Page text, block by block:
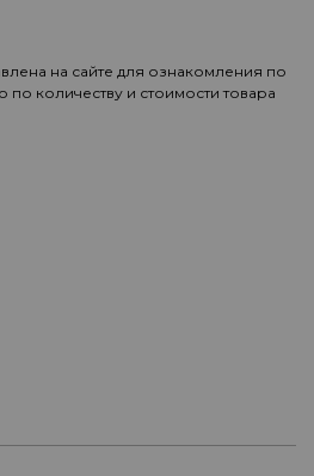
на сайте для ознакомления по
количеству и стоимости товара